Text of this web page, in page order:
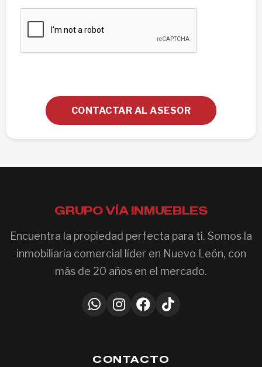
CONTACTAR AL ASESOR
GRUPO VÍA INMUEBLES
Encuentra la propiedad perfecta para ti. Somos la
inmobiliaria comercial líder en Nuevo León, con
más de 20 años en el mercado.
CONTACTO